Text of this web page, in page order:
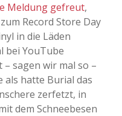
Dropdown-
Menü
öffnen
2010
2011
2012
vimeoBluesky
Meldung gefreut,
Record Store Day
in die Läden
bei YouTube
sagen wir mal so –
als hatte Burial das
zerfetzt, in
dem Schneebesen